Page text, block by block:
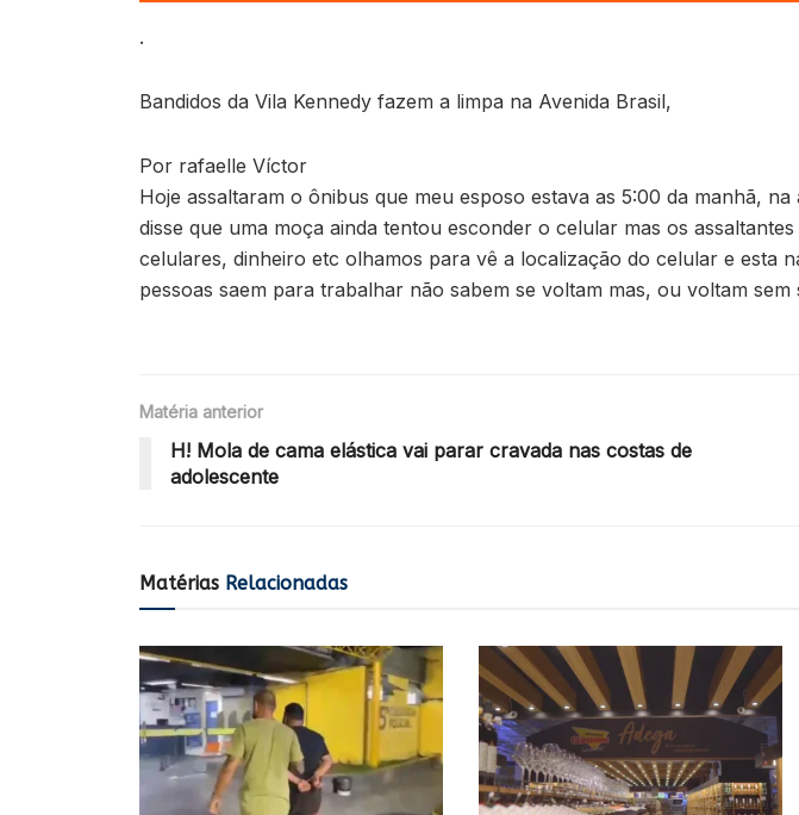
.
Bandidos da Vila Kennedy fazem a limpa na Avenida Brasil,
Por rafaelle Víctor
Hoje assaltaram o ônibus que meu esposo estava as 5:00 da manhã,
disse que uma moça ainda tentou esconder o celular mas os
celulares, dinheiro etc olhamos para vê a localização do celular e esta
pessoas saem para trabalhar não sabem se voltam mas, ou voltam sem
Matéria anterior
H! Mola de cama elástica vai parar cravada nas costas de
adolescente
Matérias Relacionadas